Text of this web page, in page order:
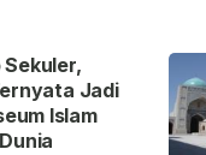
Sekuler,
Jadi
Islam